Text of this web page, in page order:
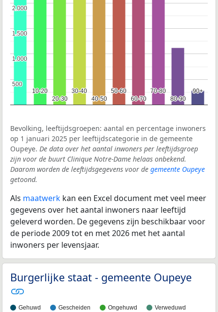
10-20
10-20
20-30
20-30
30-40
30-40
40-50
40-50
50-60
50-60
60-70
60-70
70-80
70-80
80-90
80-90
90+
90+
500
500
1.000
1.000
1.500
1.500
2.000
2.000
Bevolking, leeftijdsgroepen: aantal en percentage inwoners
op 1 januari 2025 per leeftijdscategorie in de gemeente
Oupeye. De data over het aantal inwoners per leeftijdsgroep
zijn voor de buurt Clinique Notre-Dame helaas onbekend.
Daarom worden de leeftijdsgegevens voor de gemeente Oupeye
getoond.
Als maatwerk kan een Excel document met veel meer
gegevens over het aantal inwoners naar leeftijd
geleverd worden. De gegevens zijn beschikbaar voor
de periode 2009 tot en met 2026 met het aantal
inwoners per levensjaar.
Burgerlijke staat - gemeente Oupeye
Gehuwd Gescheiden Ongehuwd Verweduwd